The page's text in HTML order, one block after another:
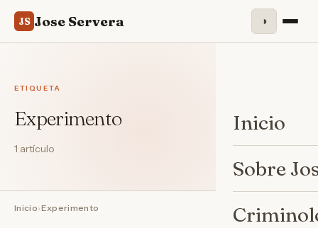
JS Jose Servera ◑
Inicio
Sobre
ETIQUETA
Experimento
1 artículo
Inicio›Experimento